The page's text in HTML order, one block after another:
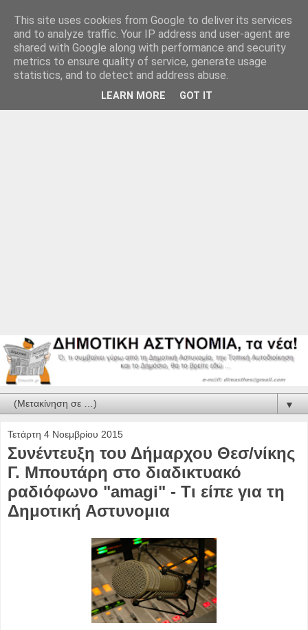
▼
Τετάρτη 4 Νοεμβρίου 2015
Συνέντευξη του Δήμαρχου Θεσ/νίκης
Γ. Μπουτάρη στο διαδικτυακό
ραδιόφωνο "amagi" - Τι είπε για τη
Δημοτική Αστυνομια
This site uses cookies from Google to deliver its services
and to analyze traffic. Your IP address and user-agent are
shared with Google along with performance and security
metrics to ensure quality of service, generate usage
statistics, and to detect and address abuse.
LEARN MORE GOT IT